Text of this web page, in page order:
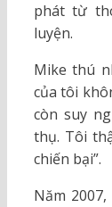
phát từ
luyện.
Mike thú
của tôi
còn suy
thụ. Tôi
chiến bại”.
Năm